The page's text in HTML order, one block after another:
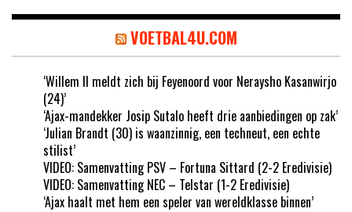
VOETBAL4U.COM
‘Willem II meldt zich bij Feyenoord voor Neraysho Kasanwirjo
(24)’
‘Ajax-mandekker Josip Sutalo heeft drie aanbiedingen op zak’
‘Julian Brandt (30) is waanzinnig, een techneut, een echte
stilist’
VIDEO: Samenvatting PSV – Fortuna Sittard (2-2 Eredivisie)
VIDEO: Samenvatting NEC – Telstar (1-2 Eredivisie)
‘Ajax haalt met hem een speler van wereldklasse binnen’